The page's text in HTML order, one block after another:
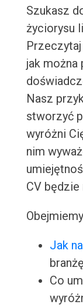
Szukasz
życiorysu
Przeczytaj
jak
Nasz
stworzyć
wyróżni
nim
CV będzie
Jak
Co